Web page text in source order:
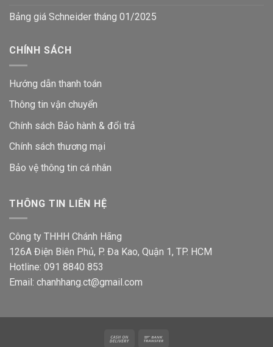
Bảng giá Schneider tháng 01/2025
CHÍNH SÁCH
Hướng dẫn thanh toán
Thông tin vận chuyển
Chính sách Bảo hành & đổi trả
Chính sách thương mại
Bảo vệ thông tin cá nhân
THÔNG TIN LIÊN HỆ
Công ty THHH Chánh Hãng
126A Điện Biên Phủ, P. Đa Kao, Quận 1, TP. HCM
Hotline: 091 8840 853
Email: chanhhang.ct@gmail.com
Cash